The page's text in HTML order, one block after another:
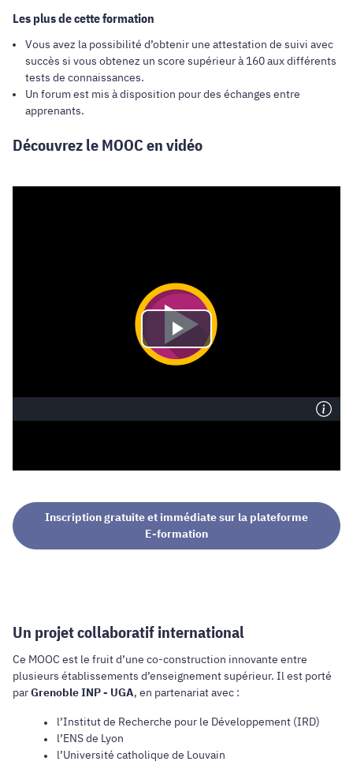
Les plus de cette formation
Vous avez la possibilité d’obtenir une attestation de suivi avec
succès si vous obtenez un score supérieur à 160 aux différents
tests de connaissances.
Un forum est mis à disposition pour des échanges entre
apprenants.
Découvrez le MOOC en vidéo
Inscription gratuite et immédiate sur la plateforme
E-formation
Un projet collaboratif international
Ce MOOC est le fruit d’une co-construction innovante entre
plusieurs établissements d’enseignement supérieur. Il est porté
parGrenoble INP - UGA, en partenariat avec :
l’Institut de Recherche pour le Développement (IRD)
l’ENS de Lyon
l’Université catholique de Louvain